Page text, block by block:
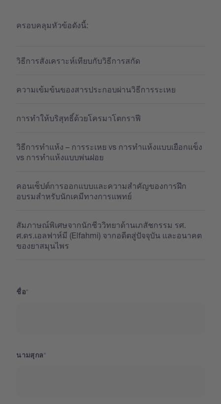
ครอบคลุมหัวข้อดังนี้:
วิธีการสังเคราะห์เทียบกับวิธีการสกัด
ความเข้มข้นของสารประกอบผ่านวิธีการระเหย
การทำให้บริสุทธิ์ด้วยโครมาโตกราฟี
วิธีการทำแห้ง – การระเหย vs การทำแห้งแบบเยือกแข็ง
vs การทำแห้งแบบพ่นฝอย
คอนเซ็ปต์การออกแบบและความสำคัญของการฝึก
อบรมสำหรับนักเคมีทางการแพทย์
สัมภาษณ์พิเศษจากนักชีววิทยาด้านเภสัชกรรม รศ.
ศ.ดร.เอลฟาห์มี (Elfahmi) จากอดีตสู่ปัจจุบัน และอนาคต
ของยาสมุนไพร
ชื่อ
นามสุกล